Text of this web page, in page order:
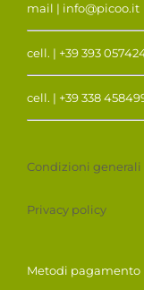
mail | info@picoo.it
cell. | +39 393
cell. | +39 338
Condizioni
Privacy policy
Metodi pagamento